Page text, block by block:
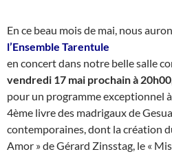
En ce beau mois de mai, nous
l’Ensemble Tarentule
en concert dans notre belle salle
vendredi 17 mai prochain à 20h00,
pour un programme exceptionnel
4ème livre des madrigaux de
contemporaines, dont la création
Amor » de Gérard Zinsstag, le «